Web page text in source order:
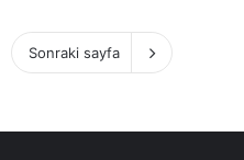
Sonraki sayfa